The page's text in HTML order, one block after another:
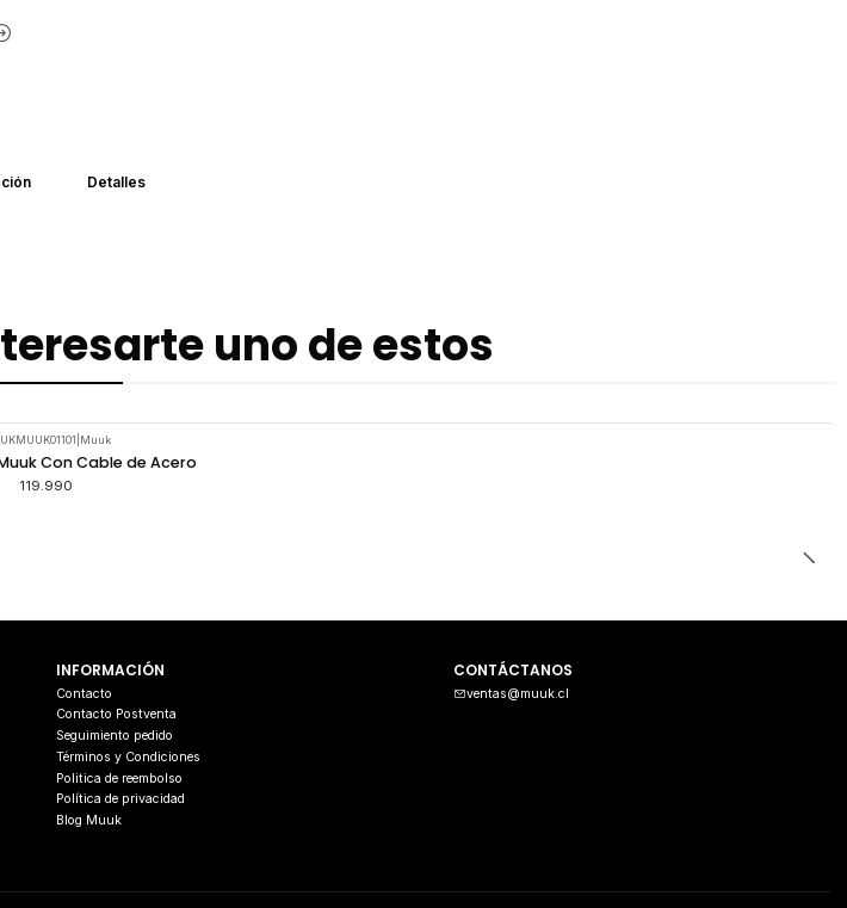
Detalles
uno de estos
Muuk
Con Cable de Acero
119.990
INFORMACIÓN
Contacto
Contacto Postventa
Seguimiento pedido
Términos y Condiciones
Politica de reembolso
Política de privacidad
Blog Muuk
CONTÁCTANOS
ventas@muuk.cl